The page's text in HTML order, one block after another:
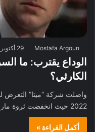
Mostafa Argoun 29 أكتوبر، 2022
الوداع يقترب: ما
الكارثي؟
واصلت شركة “ميتا” التعرض
2022 حيث انخفضت ثروة مارك زوكربيرج مؤسس الشركة بقيمة…
أكمل القراءة »